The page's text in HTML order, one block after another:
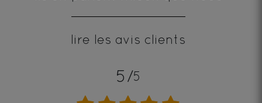
lire les avis clients
5/5